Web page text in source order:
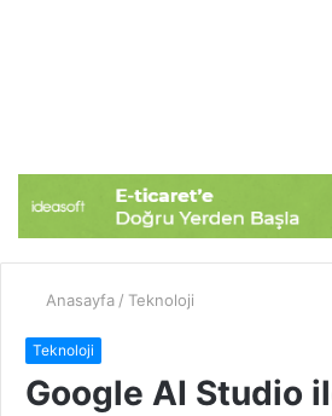
Anasayfa / Teknoloji
Teknoloji
Google AI Studio